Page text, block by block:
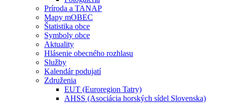
Príroda a TANAP
Mapy mOBEC
Štatistika obce
Symboly obce
Aktuality
Hlásenie obecného rozhlasu
Služby
Kalendár podujatí
Združenia
EUT (Euroregion Tatry)
AHSS (Asociácia horských sídel Slovenska)